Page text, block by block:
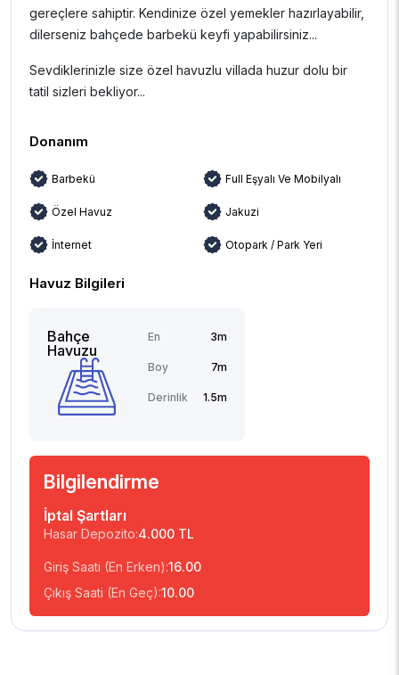
gereçlere sahiptir. Kendinize özel yemekler hazırlayabilir,
dilerseniz bahçede barbekü keyfi yapabilirsiniz...
Sevdiklerinizle size özel havuzlu villada huzur dolu bir
tatil sizleri bekliyor...
Donanım
Barbekü Full Eşyalı Ve Mobilyalı
Özel Havuz Jakuzi
İnternet Otopark / Park Yeri
Havuz Bilgileri
Bahçe
Havuzu
En 3m
Boy 7m
Derinlik 1.5m
Bilgilendirme
İptal Şartları
Hasar Depozito:4.000 TL
Giriş Saati (En Erken):16.00
Çıkış Saati (En Geç):10.00